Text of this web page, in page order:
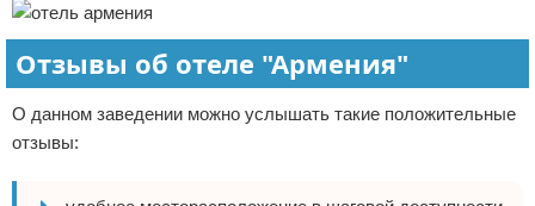
Отзывы об отеле "Армения"
О данном заведении можно услышать такие положительные
отзывы: